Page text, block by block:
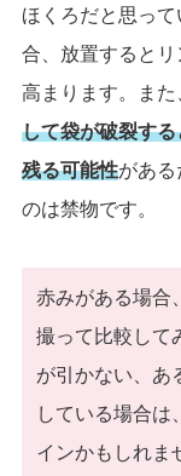
ほくろだと思っ
合、放置すると
高まります。また
して袋が破裂す
残る可能性がある
のは禁物です。
赤みがある場合
撮って比較して
が引かない、あ
している場合は
インかもしれま